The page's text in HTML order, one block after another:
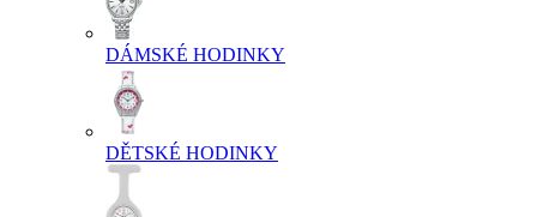
DÁMSKÉ HODINKY
DĚTSKÉ HODINKY